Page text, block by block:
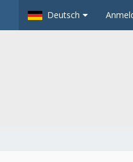
Deutsch